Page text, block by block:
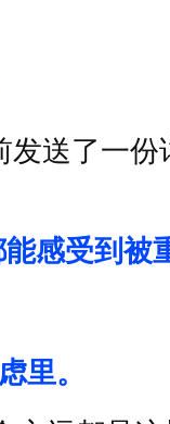
发送了一份
感受到被
里。